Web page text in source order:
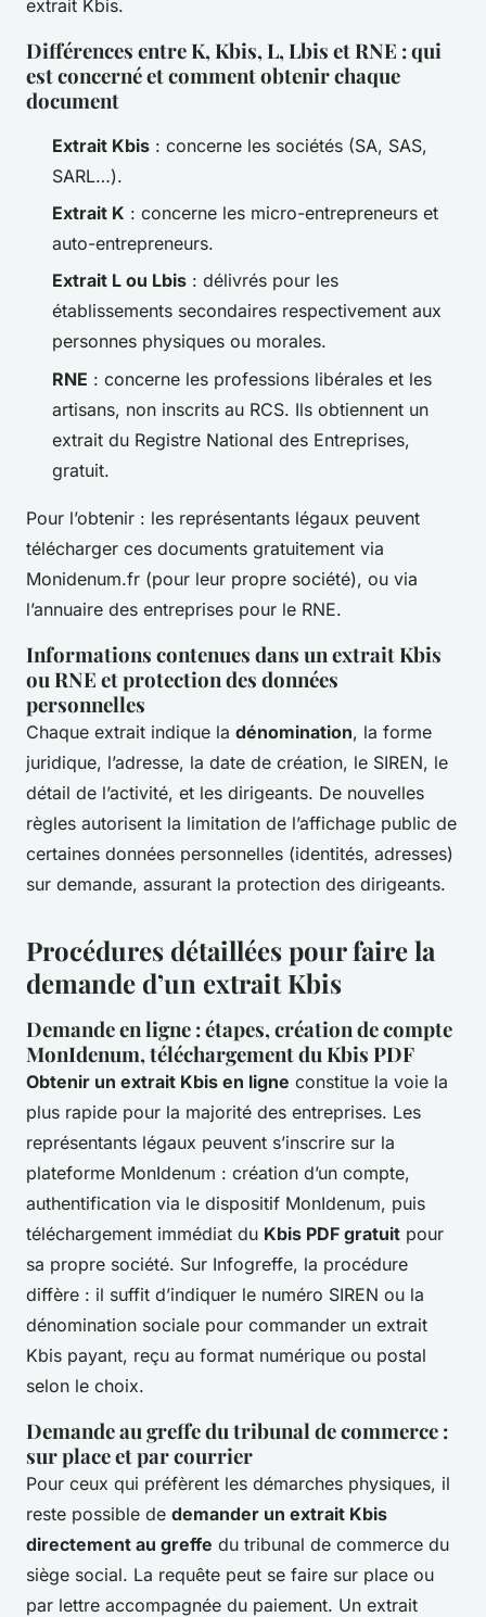
extrait Kbis.
Différences entre K, Kbis, L, Lbis et RNE : qui
est concerné et comment obtenir chaque
document
Extrait Kbis : concerne les sociétés (SA, SAS,
SARL…).
Extrait K : concerne les micro-entrepreneurs et
auto-entrepreneurs.
Extrait L ou Lbis : délivrés pour les
établissements secondaires respectivement aux
personnes physiques ou morales.
RNE : concerne les professions libérales et les
artisans, non inscrits au RCS. Ils obtiennent un
extrait du Registre National des Entreprises,
gratuit.
Pour l’obtenir : les représentants légaux peuvent
télécharger ces documents gratuitement via
Monidenum.fr (pour leur propre société), ou via
l’annuaire des entreprises pour le RNE.
Informations contenues dans un extrait Kbis
ou RNE et protection des données
personnelles
Chaque extrait indique la dénomination, la forme
juridique, l’adresse, la date de création, le SIREN, le
détail de l’activité, et les dirigeants. De nouvelles
règles autorisent la limitation de l’affichage public de
certaines données personnelles (identités, adresses)
sur demande, assurant la protection des dirigeants.
Procédures détaillées pour faire la
demande d’un extrait Kbis
Demande en ligne : étapes, création de compte
MonIdenum, téléchargement du Kbis PDF
Obtenir un extrait Kbis en ligne constitue la voie la
plus rapide pour la majorité des entreprises. Les
représentants légaux peuvent s’inscrire sur la
plateforme MonIdenum : création d’un compte,
authentification via le dispositif MonIdenum, puis
téléchargement immédiat du Kbis PDF gratuit pour
sa propre société. Sur Infogreffe, la procédure
diffère : il suffit d’indiquer le numéro SIREN ou la
dénomination sociale pour commander un extrait
Kbis payant, reçu au format numérique ou postal
selon le choix.
Demande au greffe du tribunal de commerce :
sur place et par courrier
Pour ceux qui préfèrent les démarches physiques, il
reste possible de demander un extrait Kbis
directement au greffe du tribunal de commerce du
siège social. La requête peut se faire sur place ou
par lettre accompagnée du paiement. Un extrait